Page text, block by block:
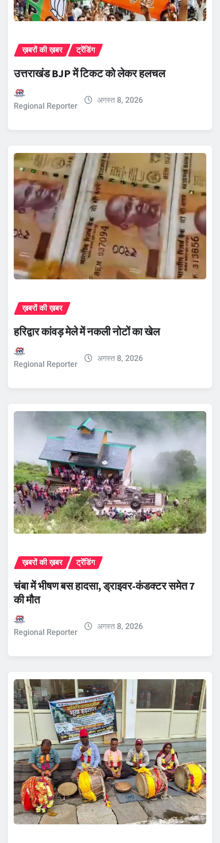
ख़बरों की ख़बर ट्रेंडिंग
उत्तराखंड BJP में टिकट को लेकर हलचल
Regional Reporter
अगस्त 8, 2026
ख़बरों की ख़बर
हरिद्वार कांवड़ मेले में नकली नोटों का खेल
Regional Reporter
अगस्त 8, 2026
ख़बरों की ख़बर ट्रेंडिंग
चंबा में भीषण बस हादसा, ड्राइवर-कंडक्टर समेत 7
की मौत
Regional Reporter
अगस्त 8, 2026